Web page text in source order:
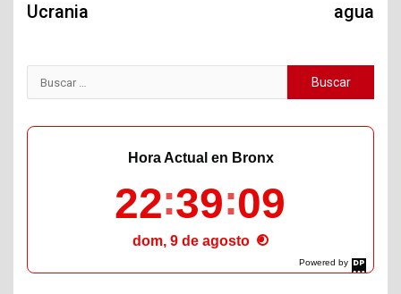
Ucrania
agua
Buscar:
Powered by
DaysPedia.com
Hora Actual en Bronx
22 39 10
dom, 9 de agosto